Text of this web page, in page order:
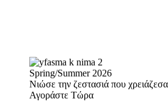
Spring/Summer 2026
Νιώσε την ζεστασιά που
Αγοράστε Τώρα